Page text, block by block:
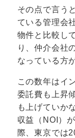
その点で言う
ている管理会
物件と比較し
り、仲介会社
なっている方
この数年はイ
委託費も上昇
も上げていか
収益（NOI）
際、東京では